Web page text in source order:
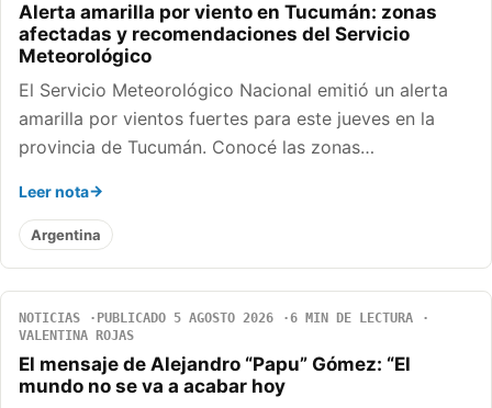
Alerta amarilla por viento en Tucumán: zonas
afectadas y recomendaciones del Servicio
Meteorológico
El Servicio Meteorológico Nacional emitió un alerta
amarilla por vientos fuertes para este jueves en la
provincia de Tucumán. Conocé las zonas…
Leer nota
Argentina
NOTICIAS PUBLICADO 5 AGOSTO 2026
6 MIN DE LECTURA
VALENTINA ROJAS
El mensaje de Alejandro “Papu” Gómez: “El
mundo no se va a acabar hoy